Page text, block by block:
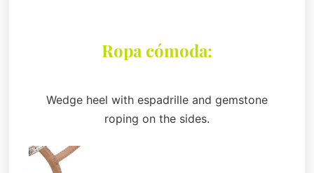
Ropa cómoda:
Wedge heel with espadrille and gemstone
roping on the sides.